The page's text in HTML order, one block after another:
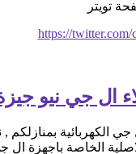
تويتر
https://twitter.com/
ال جي نيو
الكهربائية
الاصلية الخاصة